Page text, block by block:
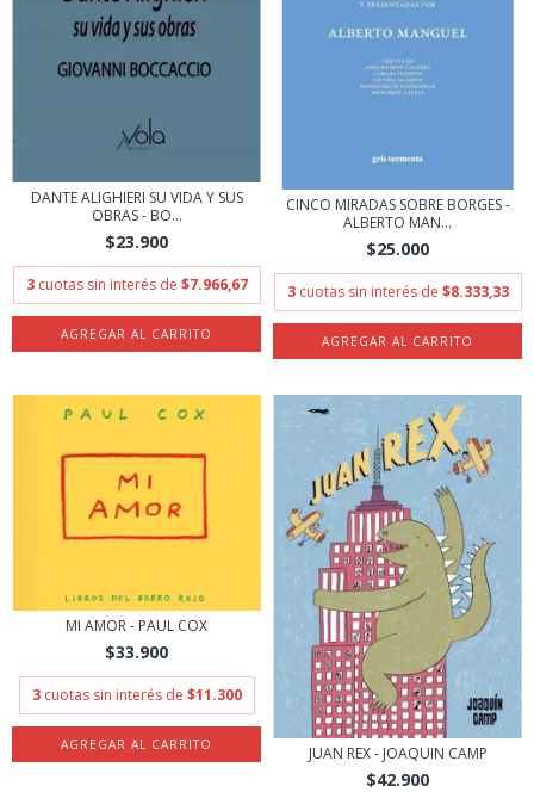
DANTE ALIGHIERI SU VIDA Y SUS
OBRAS - BO...
$23.900
3 cuotas sin interés de $7.966,67
CINCO MIRADAS SOBRE BORGES -
ALBERTO MAN...
$25.000
3 cuotas sin interés de $8.333,33
MI AMOR - PAUL COX
$33.900
3 cuotas sin interés de $11.300
JUAN REX - JOAQUIN CAMP
$42.900